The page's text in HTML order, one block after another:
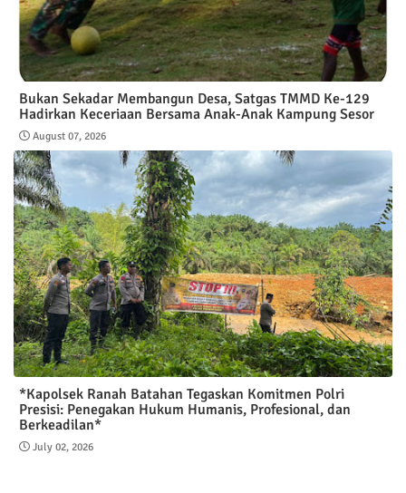
Bukan Sekadar Membangun Desa, Satgas TMMD Ke-129
Hadirkan Keceriaan Bersama Anak-Anak Kampung Sesor
August 07, 2026
*Kapolsek Ranah Batahan Tegaskan Komitmen Polri
Presisi: Penegakan Hukum Humanis, Profesional, dan
Berkeadilan*
July 02, 2026